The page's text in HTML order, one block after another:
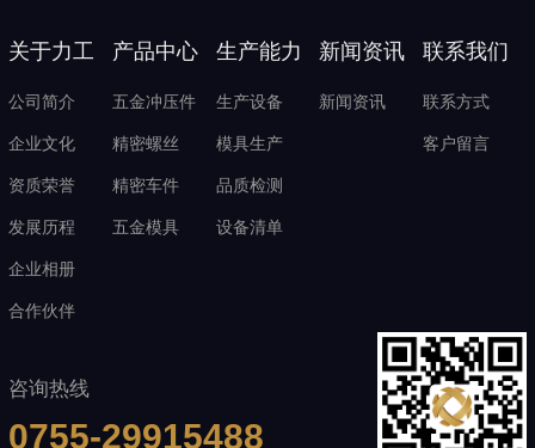
关于力工
公司简介
企业文化
资质荣誉
发展历程
企业相册
合作伙伴
产品中心
五金冲压件
精密螺丝
精密车件
五金模具
生产能力
生产设备
模具生产
品质检测
设备清单
新闻资讯
新闻资讯
联系我们
联系方式
客户留言
咨询热线
0755-29915488